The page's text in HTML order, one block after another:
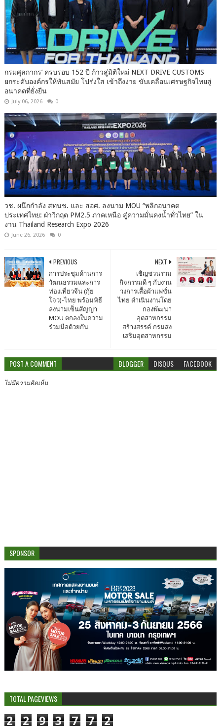
กรมศุลกากร’ ครบรอบ 152 ปี ก้าวสู่มิติใหม่ NEXT DRIVE CUSTOMS
ยกระดับองค์กรให้ทันสมัย โปร่งใส เข้าถึงง่าย ขับเคลื่อนเศรษฐกิจไทยสู่
อนาคตที่ยั่งยืน
July 06, 2026 0
วช. ผนึกกำลัง สทนช. และ สอศ. ลงนาม MOU “พลิกอนาคต
ประเทศไทย: ฝ่าวิกฤต PM2.5 ภาคเหนือ สู่ความมั่นคงน้ำทั่วไทย” ใน
งาน Thailand Research Expo 2026
June 26, 2026 0
NEXT
เชิญชวนร่วม
กิจกรรมดี ๆ กับงาน
วงการเสื้อผ้าแฟชั่น
ไทย ดำเนินงานโดย
กองพัฒนา
อุตสาหกรรม
สร้างสรรค์ กรมส่ง
เสริมอุตสาหกรรม
PREVIOUS
การประชุมด้านการ
วัฒนธรรมและการ
ท่องเที่ยวจีน (กุ้ย
โจว)-ไทย พร้อมพิธี
ลงนามเซ็นสัญญา
MOU ตกลงในความ
ร่วมมือด้วยกัน
POST A COMMENT BLOGGER DISQUS FACEBOOK
ไม่มีความคิดเห็น
SPONSOR
TOTAL PAGEVIEWS
2 2 9 3 7 7 2